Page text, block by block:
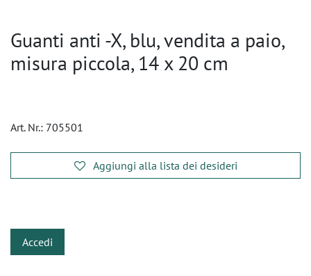
Guanti anti -X, blu, vendita a paio,
misura piccola, 14 x 20 cm
Art. Nr.: 705501
Aggiungi alla lista dei desideri
Accedi